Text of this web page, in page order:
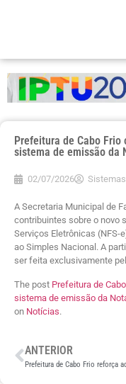
Prefeitura de Cabo
sistema de emissão da
02/07/2026 Sistemas
A Secretaria Municipal de
contribuintes sobre o novo
Serviços Eletrônicas (NFS-
ao Simples Nacional. A
ser feita exclusivamente
The post Prefeitura de
sistema de emissão da
on Notícias.
ANTERIOR